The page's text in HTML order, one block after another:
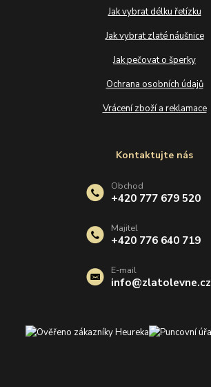
Jak vybrat délku řetízku
Jak vybrat zlaté náušnice
Jak pečovat o šperky
Ochrana osobních údajů
Vrácení zboží a reklamace
Kontaktujte nás
Obchod
+420 777 679 520
Majitel
+420 776 640 719
E-mail
info@zlatolevne.cz